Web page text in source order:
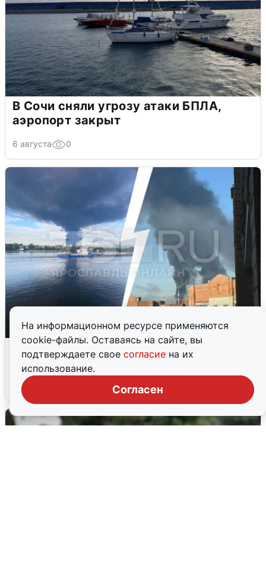
На информационном ресурсе применяются
cookie-файлы. Оставаясь на сайте, вы
подтверждаете свое согласие на их
использование.
Согласен
В Сочи сняли угрозу атаки БПЛА,
аэропорт закрыт
6 августа 0
Ночная атака БПЛА на Ярославль:
попадания и последствия
6 августа